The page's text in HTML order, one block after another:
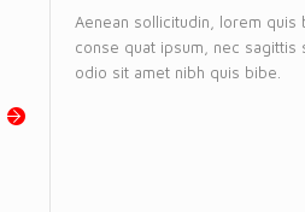
Aenean sollicitudin, lorem quis
conse quat ipsum, nec sagittis
odio sit amet nibh quis bibe.